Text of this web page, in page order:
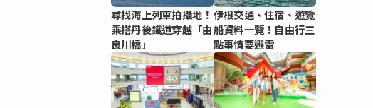
尋找海上列車拍攝地！
乘搭丹後鐵道穿越「由
良川橋」
伊根交通、住宿、遊覽
船資料一覽！自由行三
點事情要避雷